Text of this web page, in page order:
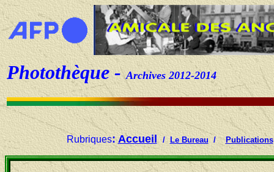
Photothèque -Archives 2012-2014
Rubriques:Accueil / Le Bureau/ Publications